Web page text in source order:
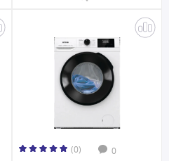
(0) 0